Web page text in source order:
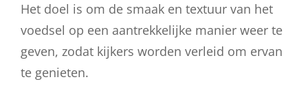
Het doel is om de smaak en textuur van het
voedsel op een aantrekkelijke manier weer te
geven, zodat kijkers worden verleid om ervan
te genieten.